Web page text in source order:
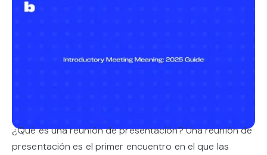
¿Qué es una reunión de presentación? Una reunión de
presentación es el primer encuentro en el que las